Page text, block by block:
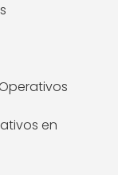
en